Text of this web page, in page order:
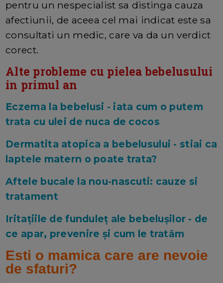
pentru un nespecialist sa distinga cauza
afectiunii, de aceea cel mai indicat este sa
consultati un medic, care va da un verdict
corect.
Alte probleme cu pielea bebelusului
in primul an
Eczema la bebelusi - iata cum o putem
trata cu ulei de nuca de cocos
Dermatita atopica a bebelusului - stiai ca
laptele matern o poate trata?
Aftele bucale la nou-nascuti: cauze si
tratament
Iritațiile de funduleț ale bebelușilor - de
ce apar, prevenire și cum le tratăm
Esti o mamica care are nevoie
de sfaturi?